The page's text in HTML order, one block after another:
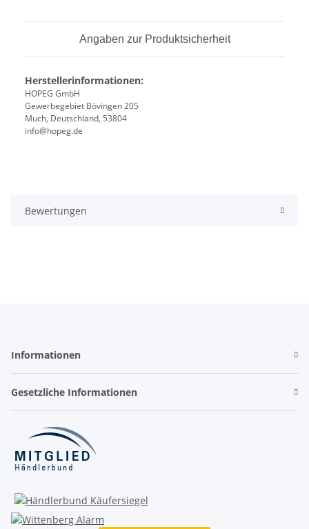
Angaben zur Produktsicherheit
Herstellerinformationen:
HOPEG GmbH
Gewerbegebiet Bövingen 205
Much, Deutschland, 53804
info@hopeg.de
Bewertungen
Informationen
Gesetzliche Informationen